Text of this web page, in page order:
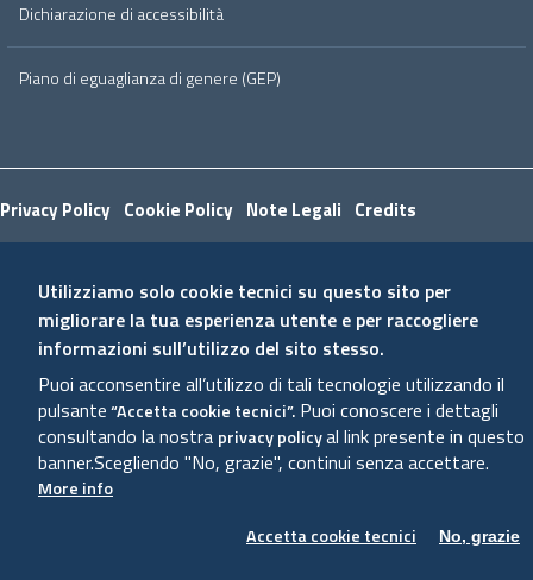
Dichiarazione di accessibilità
Piano di eguaglianza di genere (GEP)
Small
prints
Useful links section
Privacy Policy Cookie Policy Note Legali Credits
Utilizziamo solo cookie tecnici su questo sito per
migliorare la tua esperienza utente e per raccogliere
informazioni sull’utilizzo del sito stesso.
Puoi acconsentire all’utilizzo di tali tecnologie utilizzando il
pulsante“Accetta cookie tecnici”. Puoi conoscere i dettagli
consultando la nostra privacy policyal link presente in questo
banner.Scegliendo "No, grazie", continui senza accettare.
More info
Accetta cookie tecnici
No, grazie